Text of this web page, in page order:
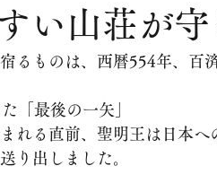
い山荘が守
るものは、西暦554年、百
「最後の一矢」
れる直前、聖明王は日本
り出しました。